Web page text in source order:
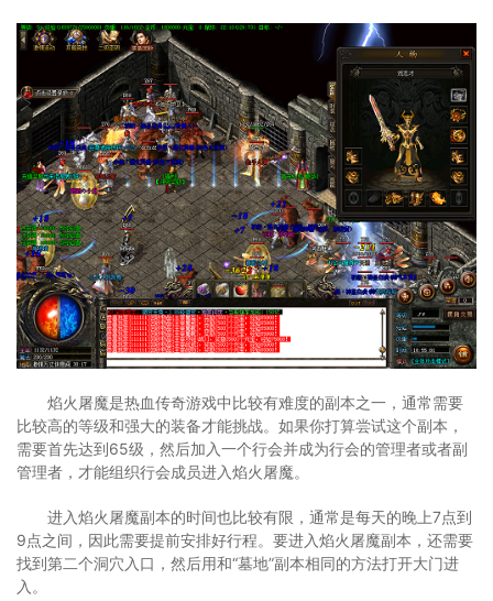
焰火屠魔是热血传奇游戏中比较有难度的副本之一，通常需要
比较高的等级和强大的装备才能挑战。如果你打算尝试这个副本，
需要首先达到65级，然后加入一个行会并成为行会的管理者或者副
管理者，才能组织行会成员进入焰火屠魔。
进入焰火屠魔副本的时间也比较有限，通常是每天的晚上7点到
9点之间，因此需要提前安排好行程。要进入焰火屠魔副本，还需要
找到第二个洞穴入口，然后用和“墓地”副本相同的方法打开大门进
入。